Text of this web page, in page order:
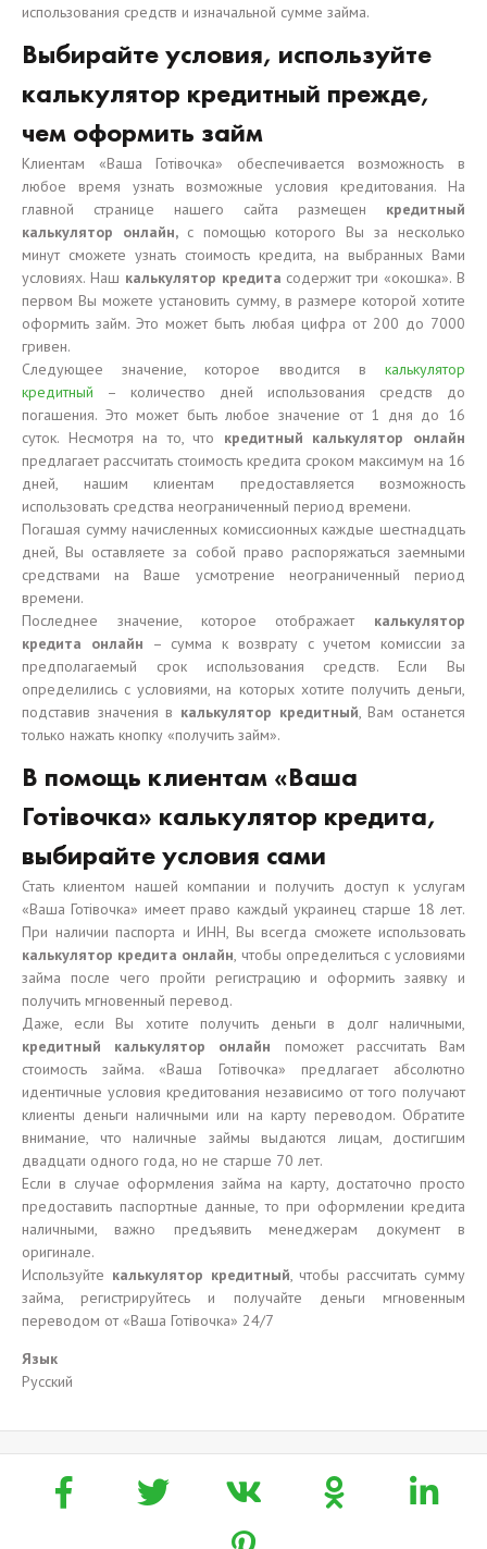
использования средств и изначальной сумме займа.
Выбирайте условия, используйте
калькулятор кредитный прежде,
чем оформить займ
Клиентам «Ваша Готівочка» обеспечивается возможность в
любое время узнать возможные условия кредитования. На
главной странице нашего сайта размещен кредитный
калькулятор онлайн, с помощью которого Вы за несколько
минут сможете узнать стоимость кредита, на выбранных Вами
условиях. Наш калькулятор кредита содержит три «окошка». В
первом Вы можете установить сумму, в размере которой хотите
оформить займ. Это может быть любая цифра от 200 до 7000
гривен.
Следующее значение, которое вводится в калькулятор
кредитный – количество дней использования средств до
погашения. Это может быть любое значение от 1 дня до 16
суток. Несмотря на то, что кредитный калькулятор онлайн
предлагает рассчитать стоимость кредита сроком максимум на 16
дней, нашим клиентам предоставляется возможность
использовать средства неограниченный период времени.
Погашая сумму начисленных комиссионных каждые шестнадцать
дней, Вы оставляете за собой право распоряжаться заемными
средствами на Ваше усмотрение неограниченный период
времени.
Последнее значение, которое отображает калькулятор
кредита онлайн – сумма к возврату с учетом комиссии за
предполагаемый срок использования средств. Если Вы
определились с условиями, на которых хотите получить деньги,
подставив значения в калькулятор кредитный, Вам останется
только нажать кнопку «получить займ».
В помощь клиентам «Ваша
Готівочка» калькулятор кредита,
выбирайте условия сами
Стать клиентом нашей компании и получить доступ к услугам
«Ваша Готівочка» имеет право каждый украинец старше 18 лет.
При наличии паспорта и ИНН, Вы всегда сможете использовать
калькулятор кредита онлайн, чтобы определиться с условиями
займа после чего пройти регистрацию и оформить заявку и
получить мгновенный перевод.
Даже, если Вы хотите получить деньги в долг наличными,
кредитный калькулятор
онлайн поможет рассчитать Вам
стоимость займа. «Ваша Готівочка» предлагает абсолютно
идентичные условия кредитования независимо от того получают
клиенты деньги наличными или на карту переводом. Обратите
внимание, что наличные займы выдаются лицам, достигшим
двадцати одного года, но не старше 70 лет.
Если в случае оформления займа на карту, достаточно просто
предоставить паспортные данные, то при оформлении кредита
наличными, важно предъявить менеджерам документ в
оригинале.
Используйте калькулятор кредитный, чтобы рассчитать сумму
займа, регистрируйтесь и получайте деньги мгновенным
переводом от «Ваша Готівочка» 24/7
Язык
Русский